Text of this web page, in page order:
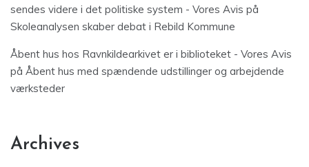
sendes videre i det politiske system - Vores Avis på
Skoleanalysen skaber debat i Rebild Kommune
Åbent hus hos Ravnkildearkivet er i biblioteket - Vores Avis
på Åbent hus med spændende udstillinger og arbejdende
værksteder
Archives